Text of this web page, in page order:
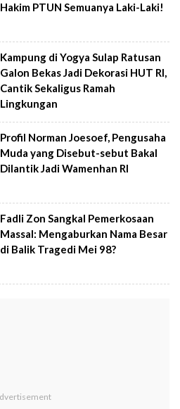
Hakim PTUN Semuanya Laki-Laki!
Kampung di Yogya Sulap Ratusan
Galon Bekas Jadi Dekorasi HUT RI,
Cantik Sekaligus Ramah
Lingkungan
Profil Norman Joesoef, Pengusaha
Muda yang Disebut-sebut Bakal
Dilantik Jadi Wamenhan RI
Fadli Zon Sangkal Pemerkosaan
Massal: Mengaburkan Nama Besar
di Balik Tragedi Mei 98?